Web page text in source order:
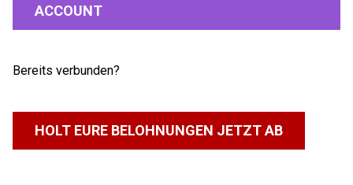
ACCOUNT
Bereits verbunden?
HOLT EURE BELOHNUNGEN JETZT AB